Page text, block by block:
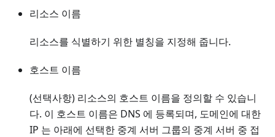
리소스 이름
리소스를 식별하기 위한 별칭을 지정해 줍니다.
호스트 이름
(선택사항) 리소스의 호스트 이름을 정의할 수 있습니
다. 이 호스트 이름은 DNS 에 등록되며, 도메인에 대한
IP 는 아래에 선택한 중계 서버 그룹의 중계 서버 중 접